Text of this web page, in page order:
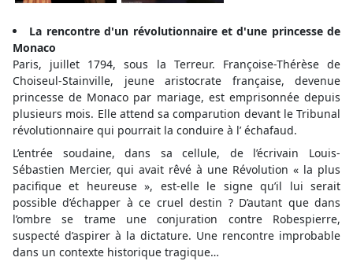
La rencontre d'un révolutionnaire et d'une princesse de
Monaco
Paris, juillet 1794, sous la Terreur. Françoise-Thérèse de
Choiseul-Stainville, jeune aristocrate française, devenue
princesse de Monaco par mariage, est emprisonnée depuis
plusieurs mois. Elle attend sa comparution devant le Tribunal
révolutionnaire qui pourrait la conduire à l’ échafaud.
L’entrée soudaine, dans sa cellule, de l’écrivain Louis-
Sébastien Mercier, qui avait rêvé à une Révolution « la plus
pacifique et heureuse », est-elle le signe qu’il lui serait
possible d’échapper à ce cruel destin ? D’autant que dans
l’ombre se trame une conjuration contre Robespierre,
suspecté d’aspirer à la dictature. Une rencontre improbable
dans un contexte historique tragique…